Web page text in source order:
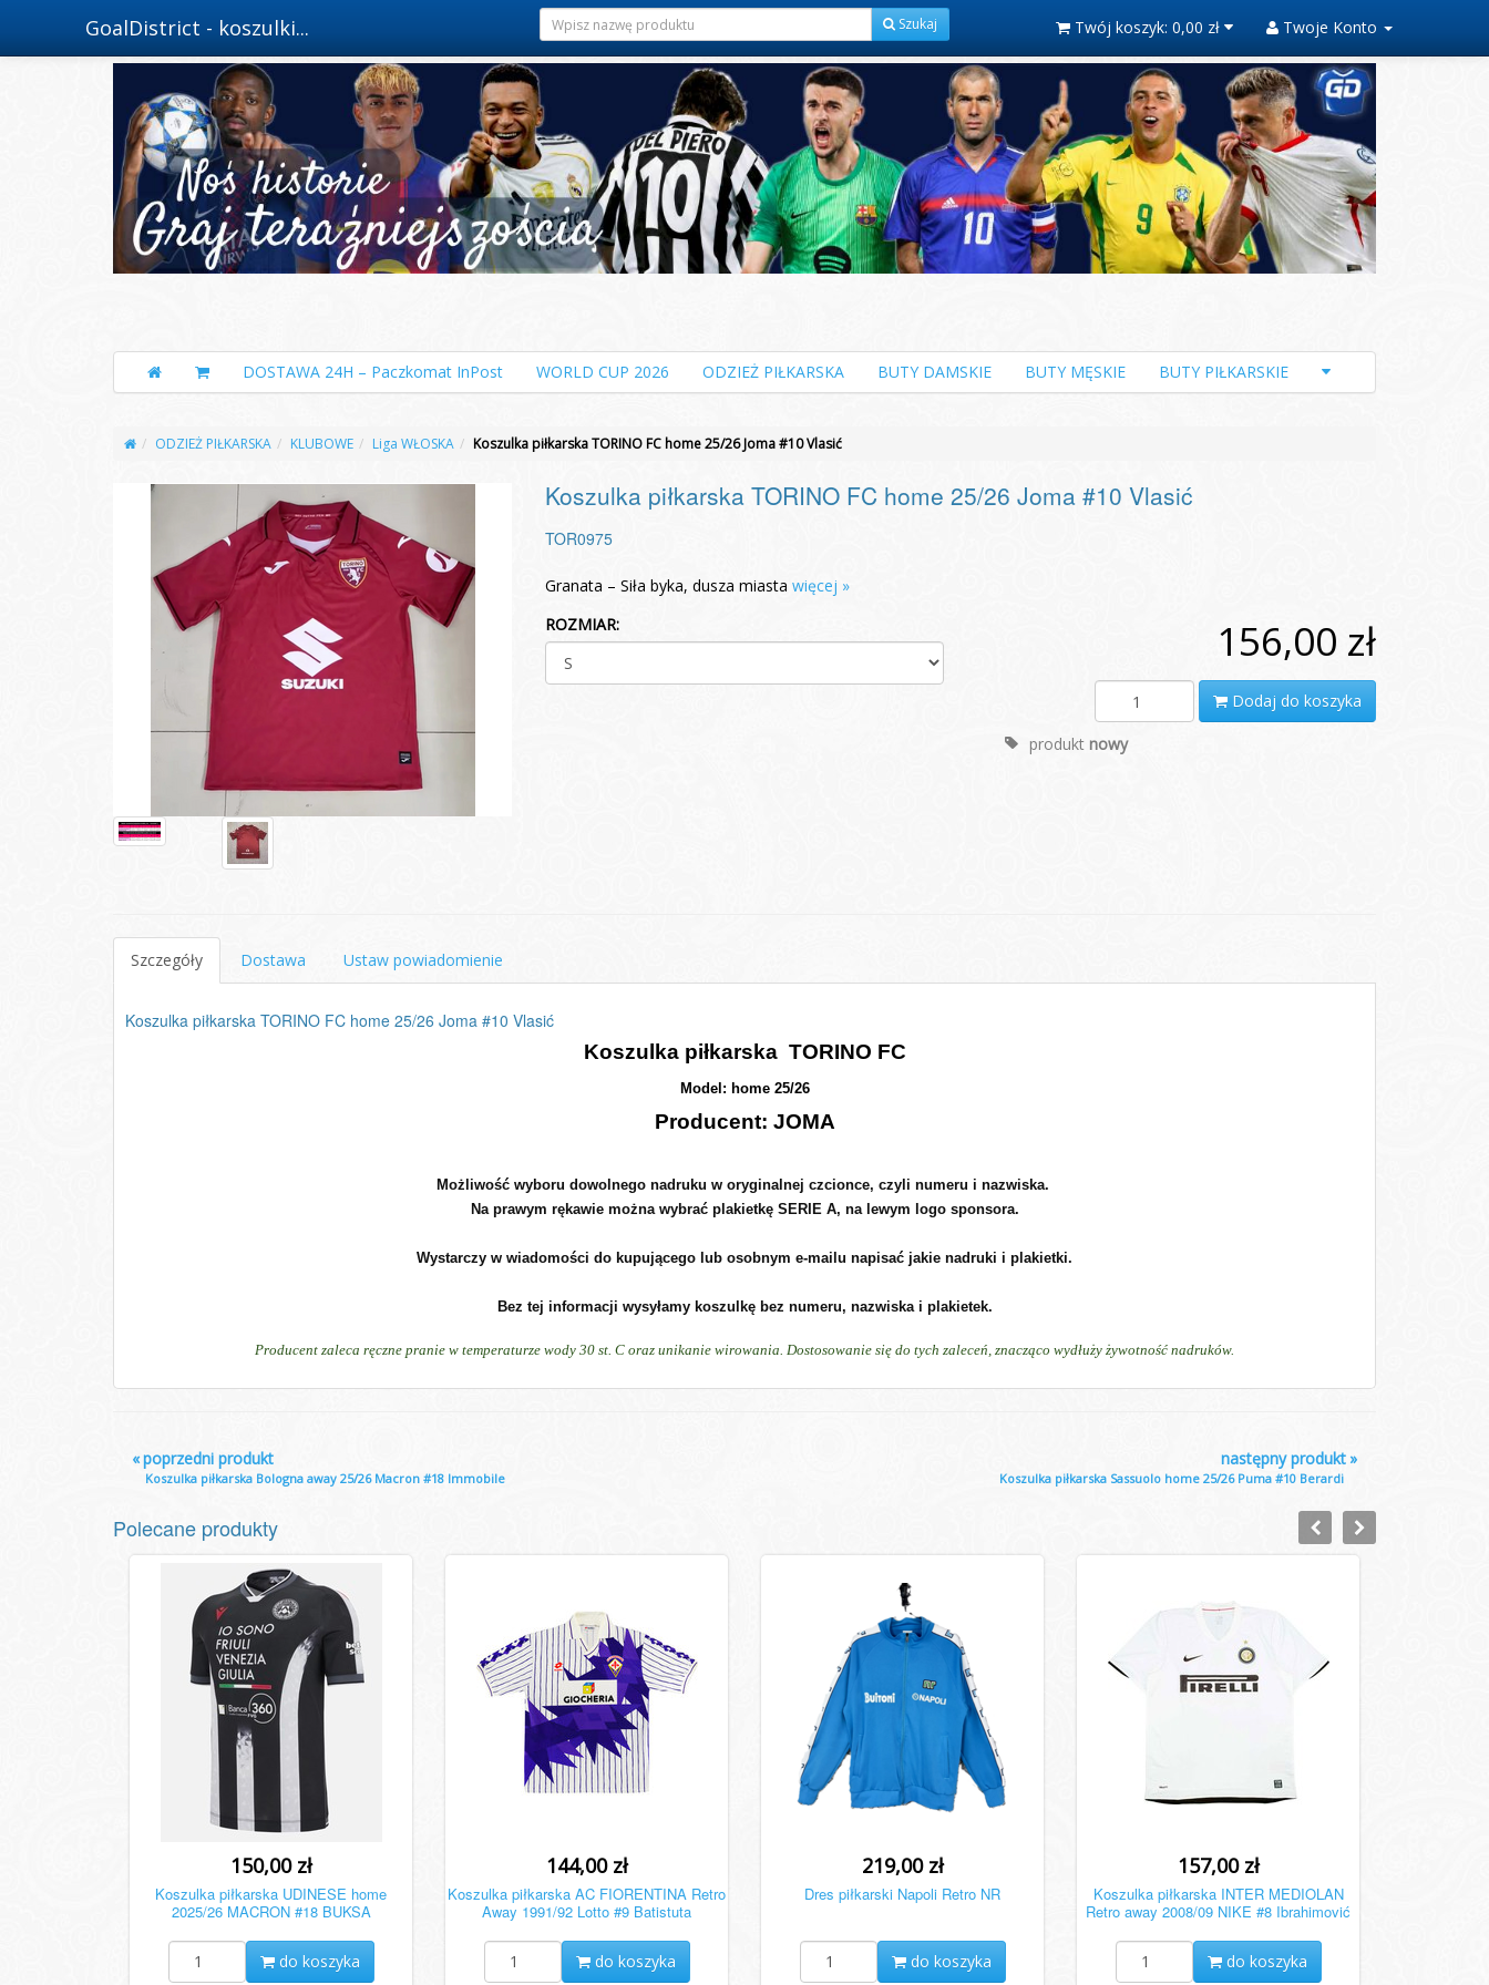
GoalDistrict - koszulki... Szukaj Twój koszyk: 0,00 zł Twoje Konto
DOSTAWA 24H – Paczkomat InPost WORLD CUP 2026 ODZIEŻ PIŁKARSKA BUTY DAMSKIE BUTY MĘSKIE BUTY PIŁKARSKIE
ODZIEŻ PIŁKARSKA KLUBOWE Liga WŁOSKA Koszulka piłkarska TORINO FC home 25/26 Joma #10 Vlasić
Koszulka piłkarska TORINO FC home 25/26 Joma #10 Vlasić
TOR0975
Granata – Siła byka, dusza miasta więcej »
ROZMIAR:
156,00 zł
Dodaj do koszyka
produkt nowy
Szczegóły Dostawa Ustaw powiadomienie
Koszulka piłkarska TORINO FC home 25/26 Joma #10 Vlasić
Koszulka piłkarska TORINO FC
Model: home 25/26
Producent: JOMA
Możliwość wyboru dowolnego nadruku w oryginalnej czcionce, czyli numeru i nazwiska.
Na prawym rękawie można wybrać plakietkę SERIE A, na lewym logo sponsora.
Wystarczy w wiadomości do kupującego lub osobnym e-mailu napisać jakie nadruki i plakietki.
Bez tej informacji wysyłamy koszulkę bez numeru, nazwiska i plakietek.
Producent zaleca ręczne pranie w temperaturze wody 30 st. C oraz unikanie wirowania. Dostosowanie się do tych zaleceń, znacząco wydłuży żywotność nadruków.
«poprzedni produkt
Koszulka piłkarska Bologna away 25/26 Macron #18 Immobile
»
następny produkt
Koszulka piłkarska Sassuolo home 25/26 Puma #10 Berardi
Polecane produkty
150,00 zł
Koszulka piłkarska UDINESE home
2025/26 MACRON #18 BUKSA
do koszyka
144,00 zł
Koszulka piłkarska AC FIORENTINA Retro
Away 1991/92 Lotto #9 Batistuta
do koszyka
219,00 zł
Dres piłkarski Napoli Retro NR
do koszyka
157,00 zł
Koszulka piłkarska INTER MEDIOLAN
Retro away 2008/09 NIKE #8 Ibrahimović
do koszyka